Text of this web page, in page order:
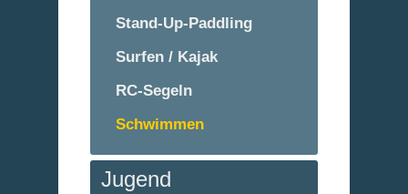
Stand-Up-Paddling
Surfen / Kajak
RC-Segeln
Schwimmen
Jugend